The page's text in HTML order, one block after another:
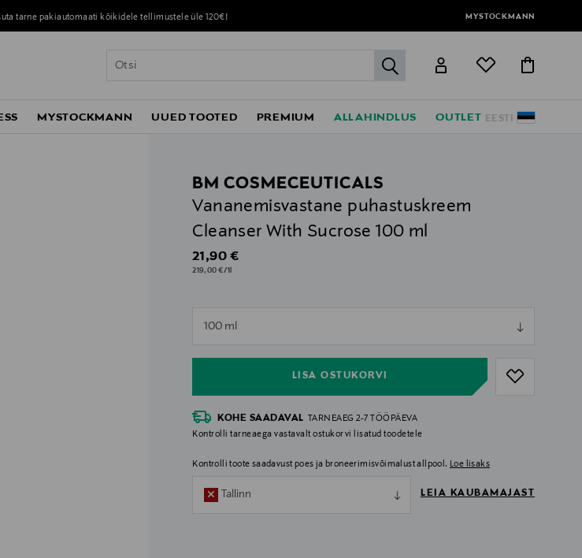
tarne pakiautomaati kõikidele tellimustele üle 120€! MYSTOCKMANN
label.header.go
EESTI
MYSTOCKMANN UUED TOOTED PREMIUM ALLAHINDLUS OUTLET
BM COSMECEUTICALS
Vananemisvastane puhastuskreem
Cleanser With Sucrose 100 ml
Original Price
21,90 €
219,00 €/1l
100 ml
LISA OSTUKORVI
null
KOHE SAADAVAL TARNEAEG 2-7 TÖÖPÄEVA
Kontrolli tarneaega vastavalt ostukorvi lisatud toodetele
Kontrolli toote saadavust poes ja broneerimisvõimalust allpool. Loe lisaks
Tallinn LEIA KAUBAMAJAST